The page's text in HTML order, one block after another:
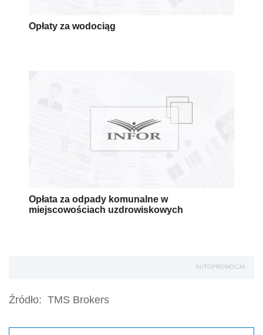
Opłaty za wodociąg
Opłata za odpady komunalne w
miejscowościach uzdrowiskowych
AUTOPROMOCJA
Źródło: TMS Brokers